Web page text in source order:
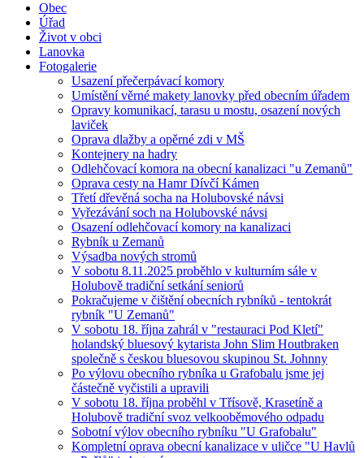
Obec
Úřad
Život v obci
Lanovka
Fotogalerie
Usazení přečerpávací komory
Umístění věrné makety lanovky před obecním úřadem
Opravy komunikací, tarasu u mostu, osazení nových
laviček
Oprava dlažby a opěrné zdi v MŠ
Kontejnery na hadry
Odlehčovací komora na obecní kanalizaci "u Zemanů"
Oprava cesty na Hamr Dívčí Kámen
Třetí dřevěná socha na Holubovské návsi
Vyřezávání soch na Holubovské návsi
Osazení odlehčovací komory na kanalizaci
Rybník u Zemanů
Výsadba nových stromů
V sobotu 8.11.2025 proběhlo v kulturním sále v
Holubově tradiční setkání seniorů
Pokračujeme v čištění obecních rybníků - tentokrát
rybník "U Zemanů"
V sobotu 18. října zahrál v "restauraci Pod Kletí"
holandský bluesový kytarista John Slim Houtbraken
společně s českou bluesovou skupinou St. Johnny
Po výlovu obecního rybníka u Grafobalu jsme jej
částečně vyčistili a upravili
V sobotu 18. října proběhl v Třísově, Krasetíně a
Holubově tradiční svoz velkooběmového odpadu
Sobotní výlov obecního rybníku "U Grafobalu"
Kompletní oprava obecní kanalizace v uličce "U Havlů